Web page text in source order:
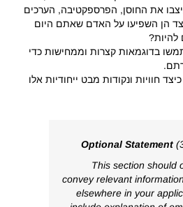
את החוסן, הפרספקטיבה, הערכים
הן השפיעו על האדם שאתם היום
להיות?
בדוגמאות קצרות וממחישות כדי
חוויות ונקודות מבט ייחודיות אלו
Optional Statement
"This section should
convey relevant
elsewhere in your